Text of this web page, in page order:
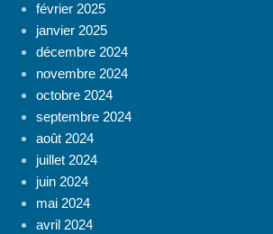
février 2025
janvier 2025
décembre 2024
novembre 2024
octobre 2024
septembre 2024
août 2024
juillet 2024
juin 2024
mai 2024
avril 2024